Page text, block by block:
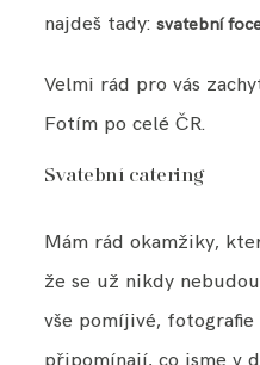
najdeš tady:svatební
Velmi rád pro vás
Fotím po celé ČR.
Svatební catering
Mám rád okamžiky,
že se už nikdy
vše pomíjivé,
připomínají, co jsme v